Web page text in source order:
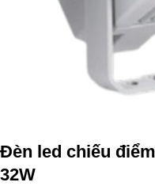
Đèn led chiếu
32W